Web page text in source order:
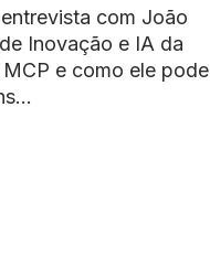
com João
Inovação e IA da
e como ele pode